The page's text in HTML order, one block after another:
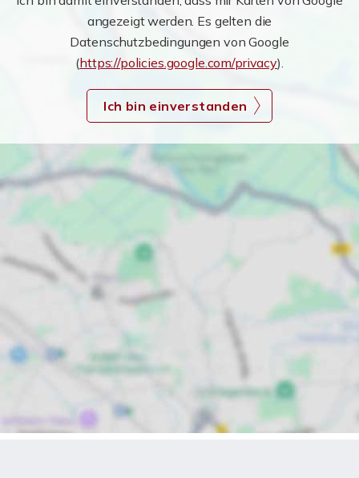
angezeigt werden. Es gelten die
Datenschutzbedingungen von Google
(https://policies.google.com/privacy).
Ich bin einverstanden